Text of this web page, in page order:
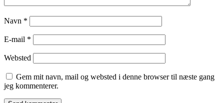
Navn *
E-mail *
Websted
Gem mit navn, mail og websted i denne browser til næste gang
jeg kommenterer.